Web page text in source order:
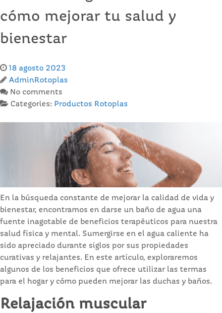
cómo mejorar tu salud y
bienestar
18 agosto 2023
AdminRotoplas
No comments
Categories: Productos Rotoplas
En la búsqueda constante de mejorar la calidad de vida y
bienestar, encontramos en darse un baño de agua una
fuente inagotable de beneficios terapéuticos para nuestra
salud física y mental. Sumergirse en el agua caliente ha
sido apreciado durante siglos por sus propiedades
curativas y relajantes. En este artículo, exploraremos
algunos de los beneficios que ofrece utilizar las termas
para el hogar y cómo pueden mejorar las duchas y baños.
Relajación muscular